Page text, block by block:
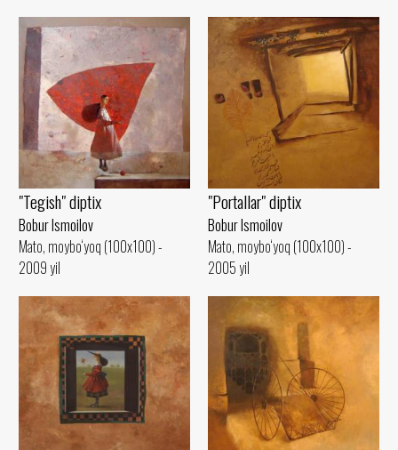
"Tegish" diptix
Bobur Ismoilov
Mato, moybo‘yoq (100x100) -
2009 yil
"Portallar" diptix
Bobur Ismoilov
Mato, moybo‘yoq (100x100) -
2005 yil